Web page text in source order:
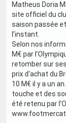
Matheus Doria
site officiel du
saison passée
l’instant.
Selon nos
M€ par
retomber sur
prix d’achat du
10 M€ il y a un
touche et des
été retenu par